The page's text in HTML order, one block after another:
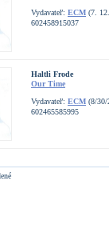
Vydavateľ: ECM (7.
602458915037
Haltli Frode
Our Time
Vydavateľ: ECM (8/30/
602465585995